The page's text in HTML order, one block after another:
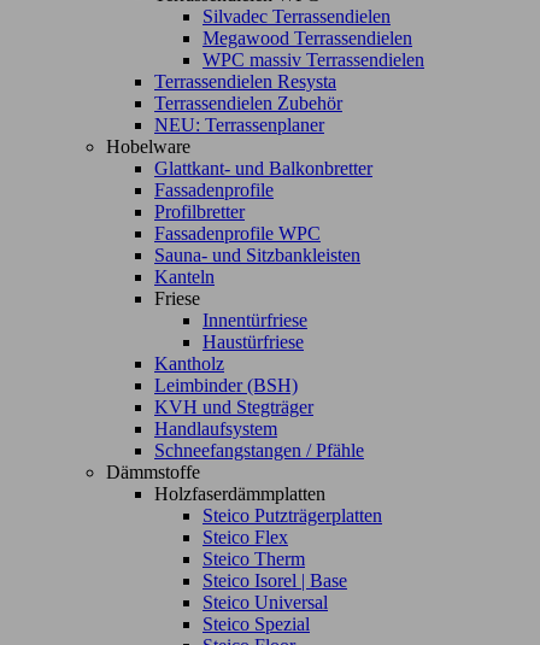
Silvadec Terrassendielen
Megawood Terrassendielen
WPC massiv Terrassendielen
Terrassendielen Resysta
Terrassendielen Zubehör
NEU: Terrassenplaner
Hobelware
Glattkant- und Balkonbretter
Fassadenprofile
Profilbretter
Fassadenprofile WPC
Sauna- und Sitzbankleisten
Kanteln
Friese
Innentürfriese
Haustürfriese
Kantholz
Leimbinder (BSH)
KVH und Stegträger
Handlaufsystem
Schneefangstangen / Pfähle
Dämmstoffe
Holzfaserdämmplatten
Steico Putzträgerplatten
Steico Flex
Steico Therm
Steico Isorel | Base
Steico Universal
Steico Spezial